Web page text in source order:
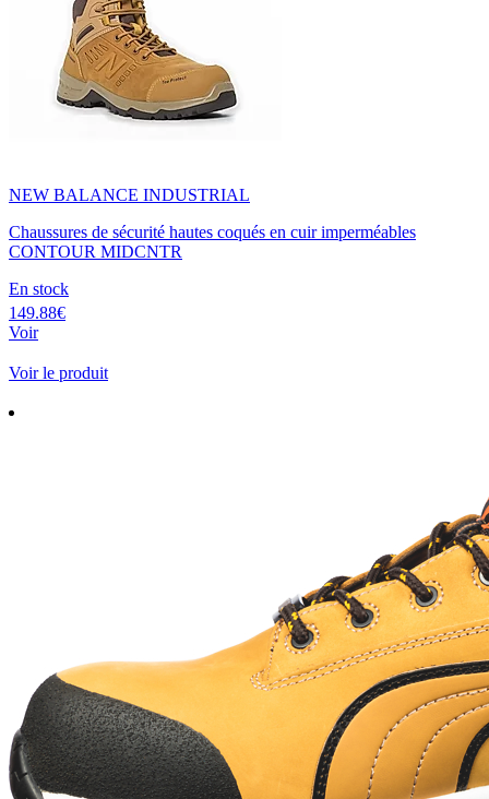
NEW BALANCE INDUSTRIAL
Chaussures de sécurité hautes coqués en cuir imperméables
CONTOUR MIDCNTR
En stock
149.88€
Voir
Voir le produit